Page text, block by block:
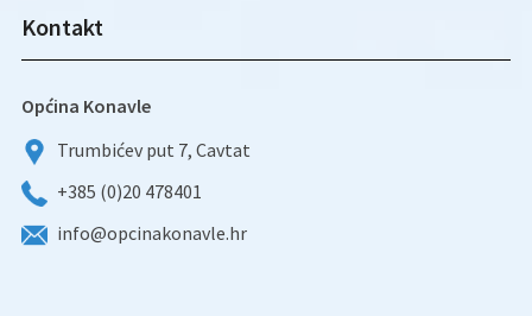
Kontakt
Općina Konavle
Trumbićev put 7, Cavtat
+385 (0)20 478401
info@opcinakonavle.hr